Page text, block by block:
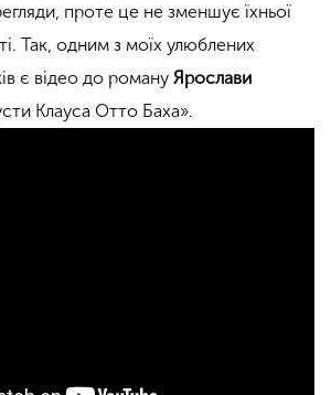
проте це не зменшує їхньої
Так, одним з моїх улюблених
є відео до роману Ярослави
Клауса Отто Баха».